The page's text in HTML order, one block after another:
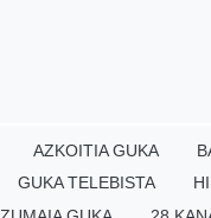
AZKOITIA GUKA
GUKA TELEBISTA